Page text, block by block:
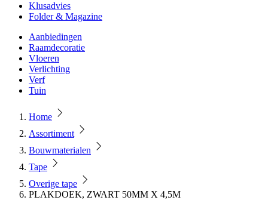
Klusadvies
Folder & Magazine
Aanbiedingen
Raamdecoratie
Vloeren
Verlichting
Verf
Tuin
Home
Assortiment
Bouwmaterialen
Tape
Overige tape
PLAKDOEK, ZWART 50MM X 4,5M